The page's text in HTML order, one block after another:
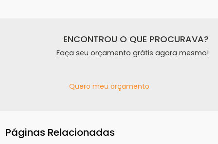
ENCONTROU O QUE PROCURAVA?
Faça seu orçamento grátis agora mesmo!
Quero meu orçamento
Páginas Relacionadas